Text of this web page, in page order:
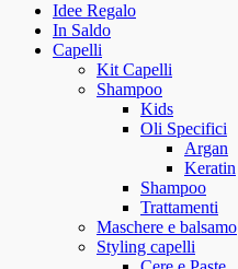
Idee Regalo
In Saldo
Capelli
Kit Capelli
Shampoo
Kids
Oli Specifici
Argan
Keratin
Shampoo
Trattamenti
Maschere e balsamo
Styling capelli